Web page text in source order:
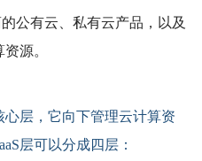
公有云、私有云产品，以及
源。
心层，它向下管理云计算资
层可以分成四层：